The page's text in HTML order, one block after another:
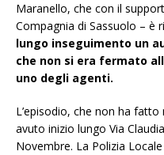
Maranello, che con il
Compagnia di Sassuolo – è
lungo inseguimento un
che non si era fermato
uno degli agenti.
L’episodio, che non ha
avuto inizio lungo Via
Novembre. La Polizia